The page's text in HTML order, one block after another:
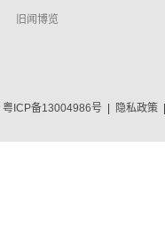
旧闻博览
粤ICP备13004986号 隐私政策